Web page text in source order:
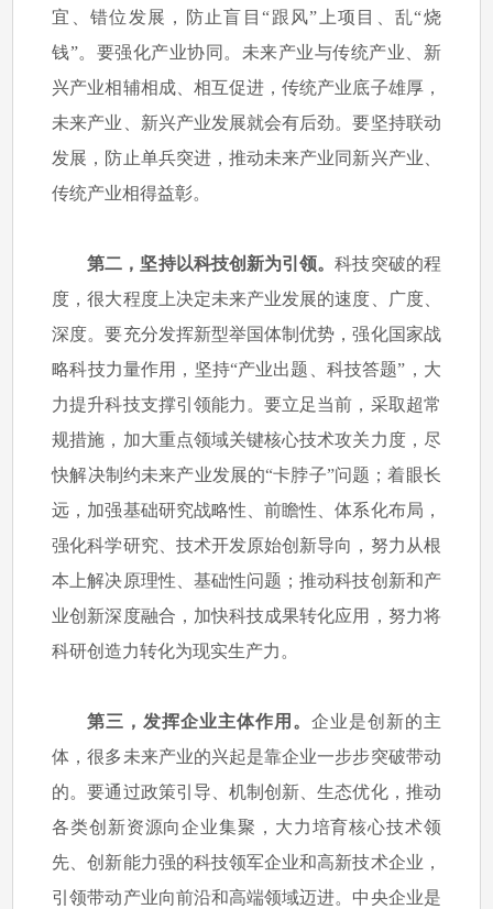
宜、错位发展，防止盲目“跟风”上项目、乱“烧
钱”。要强化产业协同。未来产业与传统产业、新
兴产业相辅相成、相互促进，传统产业底子雄厚，
未来产业、新兴产业发展就会有后劲。要坚持联动
发展，防止单兵突进，推动未来产业同新兴产业、
传统产业相得益彰。
第二，坚持以科技创新为引领。科技突破的程
度，很大程度上决定未来产业发展的速度、广度、
深度。要充分发挥新型举国体制优势，强化国家战
略科技力量作用，坚持“产业出题、科技答题”，大
力提升科技支撑引领能力。要立足当前，采取超常
规措施，加大重点领域关键核心技术攻关力度，尽
快解决制约未来产业发展的“卡脖子”问题；着眼长
远，加强基础研究战略性、前瞻性、体系化布局，
强化科学研究、技术开发原始创新导向，努力从根
本上解决原理性、基础性问题；推动科技创新和产
业创新深度融合，加快科技成果转化应用，努力将
科研创造力转化为现实生产力。
第三，发挥企业主体作用。 企业是创新的主
体，很多未来产业的兴起是靠企业一步步突破带动
的。要通过政策引导、机制创新、生态优化，推动
各类创新资源向企业集聚，大力培育核心技术领
先、创新能力强的科技领军企业和高新技术企业，
引领带动产业向前沿和高端领域迈进。中央企业是